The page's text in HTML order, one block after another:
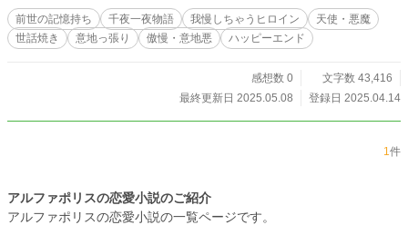
前世の記憶持ち 千夜一夜物語 我慢しちゃうヒロイン
天使・悪魔
世話焼き
意地っ張り 傲慢・意地悪 ハッピーエンド
感想数 0
文字数 43,416
最終更新日 2025.05.08
登録日 2025.04.14
1件
アルファポリスの恋愛小説のご紹介
アルファポリスの恋愛小説の一覧ページです。